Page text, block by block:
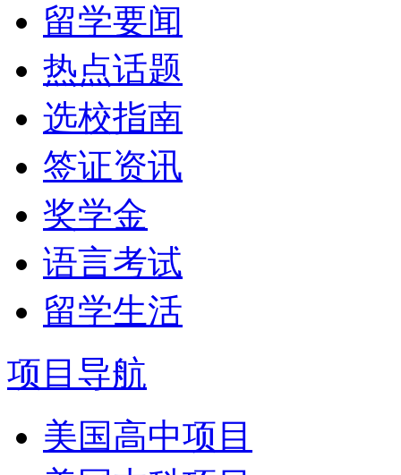
留学要闻
热点话题
选校指南
签证资讯
奖学金
语言考试
留学生活
项目导航
美国高中项目